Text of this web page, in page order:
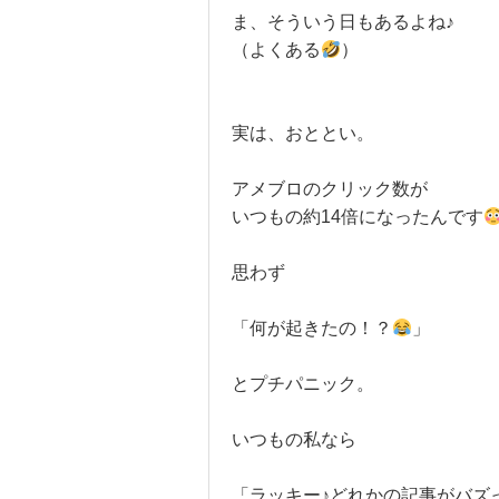
ま、そういう日もあるよね♪
（よくある
）
実は、おととい。
アメブロのクリック数が
いつもの約14倍になったんです
思わず
「何が起きたの！？ 」
とプチパニック。
いつもの私なら